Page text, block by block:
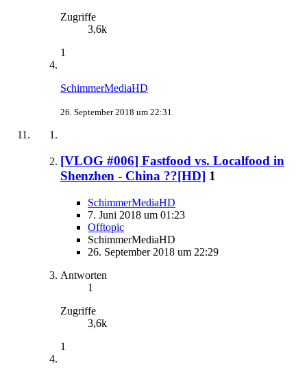
Zugriffe
3,6k
1
SchimmerMediaHD
26. September 2018 um 22:31
[VLOG #006] Fastfood vs. Localfood in
Shenzhen - China ??[HD] 1
SchimmerMediaHD
7. Juni 2018 um 01:23
Offtopic
SchimmerMediaHD
26. September 2018 um 22:29
Antworten
1
Zugriffe
3,6k
1